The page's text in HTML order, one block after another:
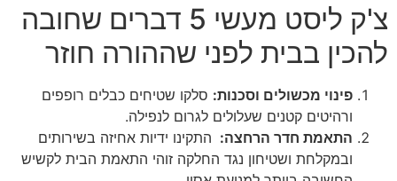
צ'ק ליסט מעשי 5 דברים שחובה
להכין בבית לפני שההורה חוזר
פינוי מכשולים וסכנות: סלקו שטיחים כבלים רופפים
ורהיטים קטנים שעלולים לגרום לנפילה.
התאמת חדר הרחצה: התקינו ידיות אחיזה בשירותים
ובמקלחת ושטיחון נגד החלקה זוהי התאמת הבית לקשיש